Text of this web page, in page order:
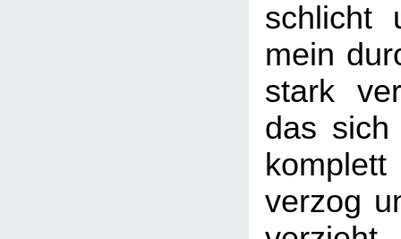
schlicht
mein
stark
das
verzog